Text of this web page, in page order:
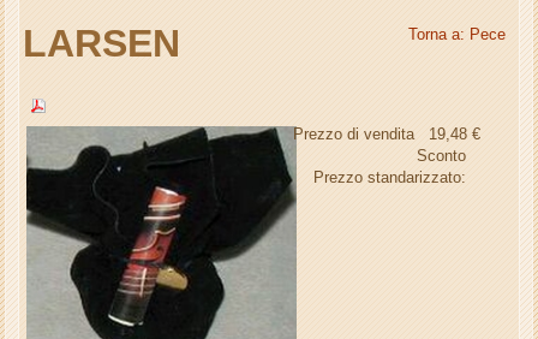
Torna a: Pece
LARSEN
Prezzo di vendita
19,48 €
Sconto
Prezzo standarizzato: